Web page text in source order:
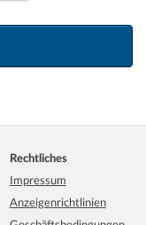
Rechtliches
Impressum
Anzeigenrichtlinien